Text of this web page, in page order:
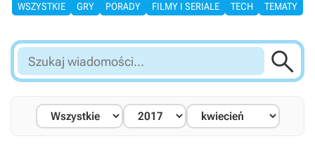
WSZYSTKIE GRY PORADY FILMY I SERIALE TECH TEMATY
Szukaj
wiadomości...
